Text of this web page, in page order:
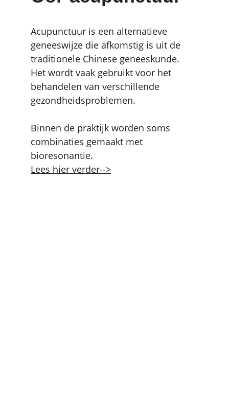
Acupunctuur is een alternatieve
geneeswijze die afkomstig is uit de
traditionele Chinese geneeskunde.
Het wordt vaak gebruikt voor het
behandelen van verschillende
gezondheidsproblemen.
Binnen de praktijk worden soms
combinaties gemaakt met
bioresonantie.
Lees hier verder-->